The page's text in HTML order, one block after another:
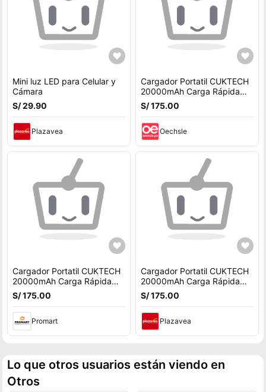
Mini luz LED para Celular y
Cámara
S/ 29.90
Plazavea
Cargador Portatil CUKTECH
20000mAh Carga Rápida
85W Garantia de 1 Año
S/ 175.00
Oechsle
Cargador Portatil CUKTECH
20000mAh Carga Rápida
85W Garantia de 1 Año
S/ 175.00
Promart
Cargador Portatil CUKTECH
20000mAh Carga Rápida
85W Garantia de 1 Año
S/ 175.00
Plazavea
Lo que otros usuarios están viendo en
Otros